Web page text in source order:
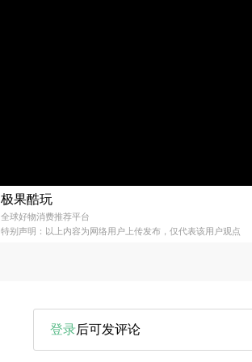
极果酷玩
全球好物消费推荐平台
特别声明：以上内容为网络用户上传发布，仅代表该用户观点
登录后可发评论